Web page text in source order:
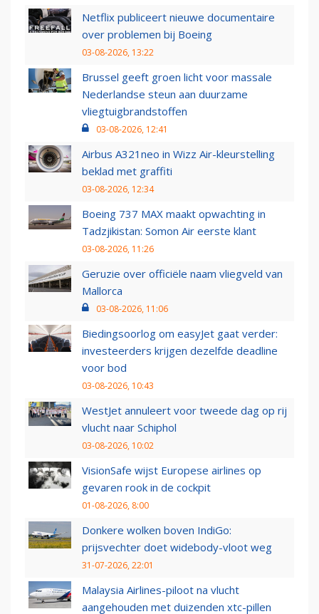
Netflix publiceert nieuwe documentaire
over problemen bij Boeing
03-08-2026, 13:22
Brussel geeft groen licht voor massale
Nederlandse steun aan duurzame
vliegtuigbrandstoffen
03-08-2026, 12:41
Airbus A321neo in Wizz Air-kleurstelling
beklad met graffiti
03-08-2026, 12:34
Boeing 737 MAX maakt opwachting in
Tadzjikistan: Somon Air eerste klant
03-08-2026, 11:26
Geruzie over officiële naam vliegveld van
Mallorca
03-08-2026, 11:06
Biedingsoorlog om easyJet gaat verder:
investeerders krijgen dezelfde deadline
voor bod
03-08-2026, 10:43
WestJet annuleert voor tweede dag op rij
vlucht naar Schiphol
03-08-2026, 10:02
VisionSafe wijst Europese airlines op
gevaren rook in de cockpit
01-08-2026, 8:00
Donkere wolken boven IndiGo:
prijsvechter doet widebody-vloot weg
31-07-2026, 22:01
Malaysia Airlines-piloot na vlucht
aangehouden met duizenden xtc-pillen